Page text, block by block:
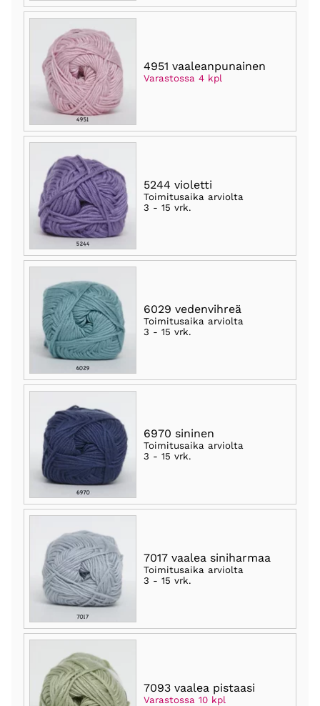
4951 vaaleanpunainen
Varastossa 4 kpl
5244 violetti
Toimitusaika arviolta
3 - 15 vrk.
6029 vedenvihreä
Toimitusaika arviolta
3 - 15 vrk.
6970 sininen
Toimitusaika arviolta
3 - 15 vrk.
7017 vaalea siniharmaa
Toimitusaika arviolta
3 - 15 vrk.
7093 vaalea pistaasi
Varastossa 10 kpl